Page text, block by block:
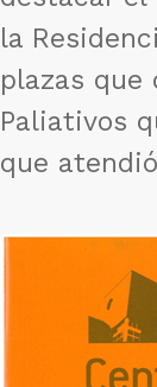
la
plazas que
Paliativos
que